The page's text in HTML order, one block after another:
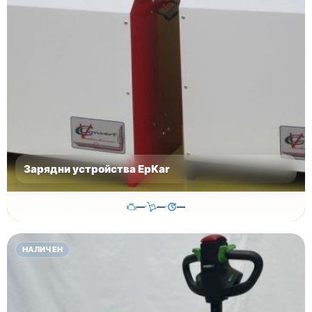
Зарядни устройства EpKar
— — —
500.00€
Височина Състояние
—
НАЛИЧЕН